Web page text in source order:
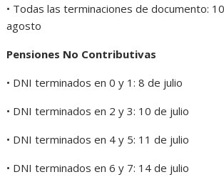
• Todas las terminaciones de documento:
agosto
Pensiones No Contributivas
• DNI terminados en 0 y 1: 8 de julio
• DNI terminados en 2 y 3: 10 de julio
• DNI terminados en 4 y 5: 11 de julio
• DNI terminados en 6 y 7: 14 de julio